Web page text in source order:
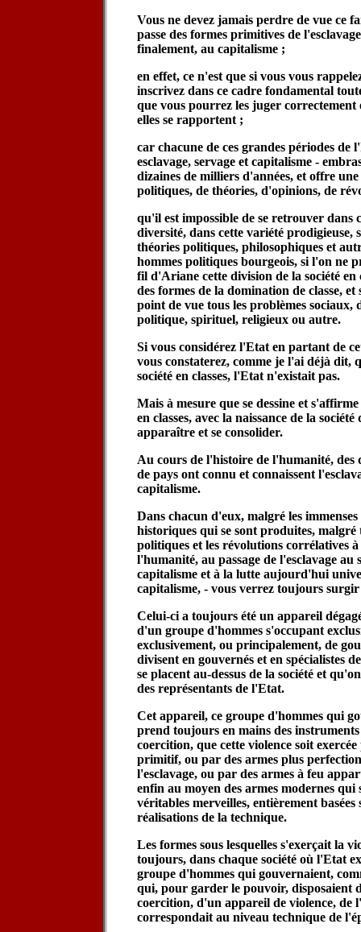
Vous ne devez jamais perdre de vue ce
passe des formes primitives de
finalement, au capitalisme ;
en effet, ce n'est que si vous vous
inscrivez dans ce cadre fondamental
que vous pourrez les juger
elles se rapportent ;
car chacune de ces grandes périodes de
esclavage, servage et capitalisme -
dizaines de milliers d'années, et offre
politiques, de théories, d'opinions, de
qu'il est impossible de se retrouver dans
diversité, dans cette variété prodigieuse,
théories politiques, philosophiques et
hommes politiques bourgeois, si l'on ne
fil d'Ariane cette division de la société en
des formes de la domination de classe, et
point de vue tous les problèmes sociaux,
politique, spirituel, religieux ou autre.
Si vous considérez l'Etat en partant de
vous constaterez, comme je l'ai déjà dit,
société en classes, l'Etat n'existait pas.
Mais à mesure que se dessine et
en classes, avec la naissance de la
apparaître et se consolider.
Au cours de l'histoire de l'humanité, des
de pays ont connu et connaissent
capitalisme.
Dans chacun d'eux, malgré les
historiques qui se sont produites, malgré
politiques et les révolutions corrélatives
l'humanité, au passage de l'esclavage au
capitalisme et à la lutte aujourd'hui
capitalisme, - vous verrez toujours
Celui-ci a toujours été un appareil
d'un groupe d'hommes s'occupant
exclusivement, ou principalement, de
divisent en gouvernés et en spécialistes
se placent au-dessus de la société et
des représentants de l'Etat.
Cet appareil, ce groupe d'hommes qui
prend toujours en mains des
coercition, que cette violence soit
primitif, ou par des armes plus
l'esclavage, ou par des armes à feu
enfin au moyen des armes modernes qui
véritables merveilles, entièrement basées
réalisations de la technique.
Les formes sous lesquelles s'exerçait la
toujours, dans chaque société où l'Etat
groupe d'hommes qui gouvernaient,
qui, pour garder le pouvoir, disposaient
coercition, d'un appareil de violence, de
correspondait au niveau technique de